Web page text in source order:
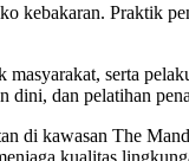
kebakaran. Praktik
masyarakat, serta
dan pelatihan
di kawasan The
kualitas